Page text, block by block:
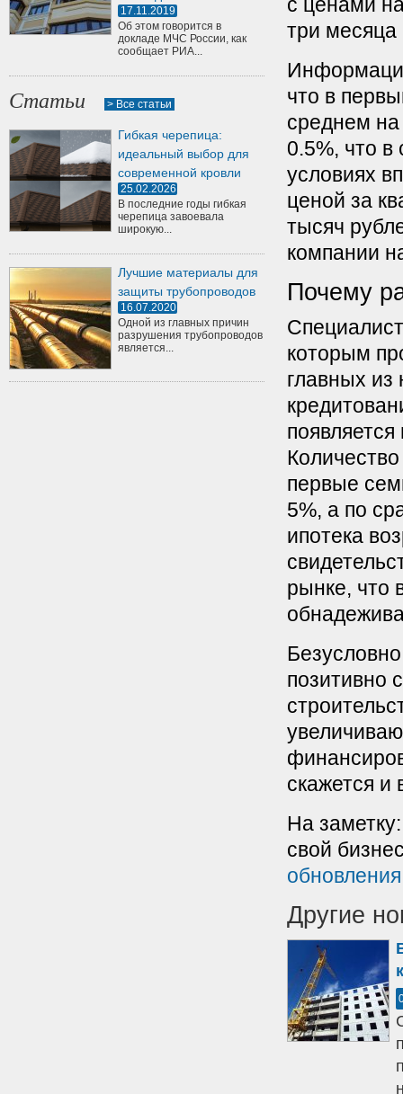
17.11.2019
Об этом говорится в
докладе МЧС России, как
сообщает РИА...
Статьи > Все статьи
Гибкая черепица:
идеальный выбор для
современной кровли
25.02.2026
В последние годы гибкая
черепица завоевала
широкую...
Лучшие материалы для
защиты трубопроводов
16.07.2020
Одной из главных причин
разрушения трубопроводов
является...
три месяца
что в
среднем на
0.5%, что
условиях
ценой за
тысяч
компании
Почему
которым
главных из
первые
5%, а по
ипотека
рынке, что
позитивно
скажется
На
свой
обновления
Другие